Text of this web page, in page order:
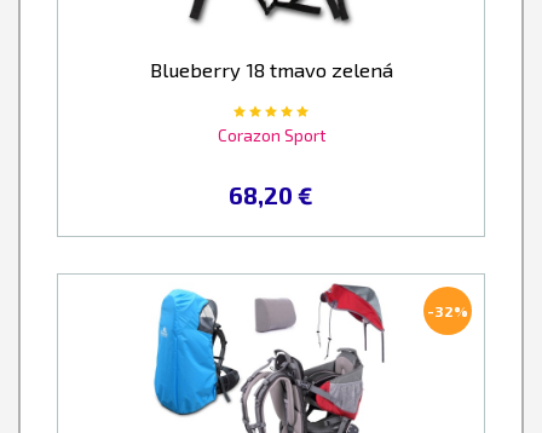
Blueberry 18 tmavo zelená
Corazon Sport
68,20 €
-32%